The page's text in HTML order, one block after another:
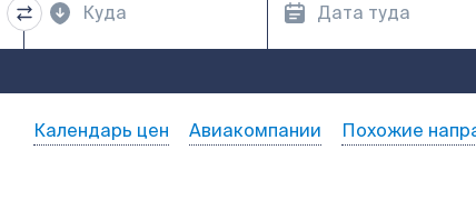
Календарь цен Авиакомпании Похожие